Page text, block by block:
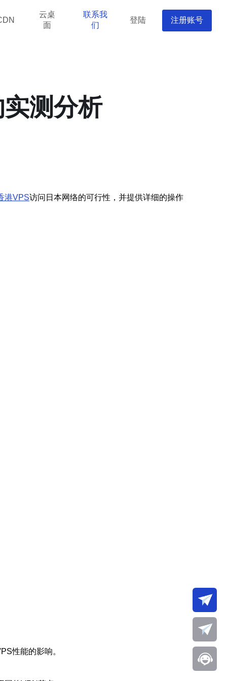
云桌
面
联系我
们
登陆 注册账号
测分析
港VPS访问日本网络的可行性，并提供详细的操作
性能的影响。